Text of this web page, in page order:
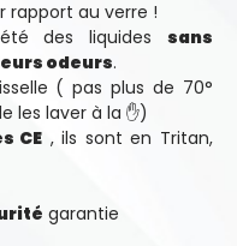
rapport au verre !
des liquidessans
odeurs.
( pas plus de 70°
les laver à la ✋)
CE , ils sont en Tritan,
garantie